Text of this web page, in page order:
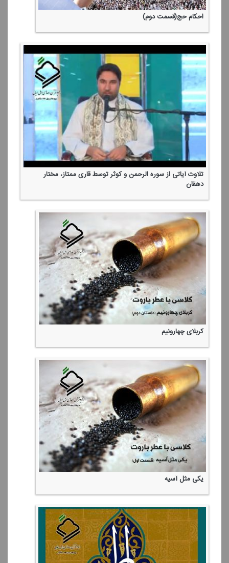
احكام حج(قسمت دوم)
تلاوت آیاتی از سوره الرحمن و كوثر توسط قاری ممتاز، مختار
دهقان
كربلای چهارونیم
یكی مثل آسیه